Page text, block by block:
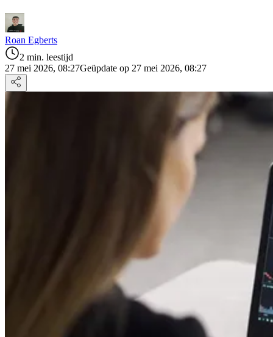
Roan Egberts
2 min. leestijd
27 mei 2026, 08:27Geüpdate op 27 mei 2026, 08:27